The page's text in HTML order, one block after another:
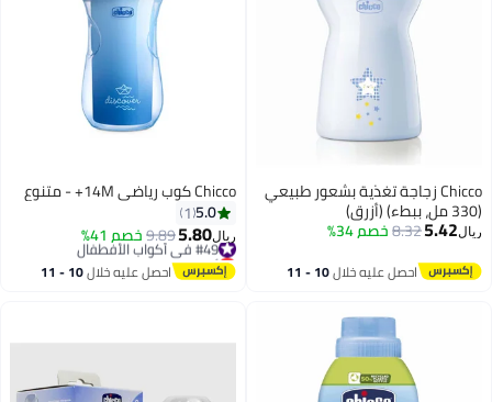
Chicco زجاجة تغذية بشعور طبيعي
(330 مل، ببطء) (أزرق)
ريال5.42
8.32خصم 34%
احصل عليه خلال 10 - 11
Chicco كوب رياضي 14M+ - متنوع
5.0
1
ريال5.80
9.89خصم 41% #49 في أكواب الأفطفال
أقل سعر في السنة
#49 في أكواب الأفطفال احصل عليه خلال 10 - 11